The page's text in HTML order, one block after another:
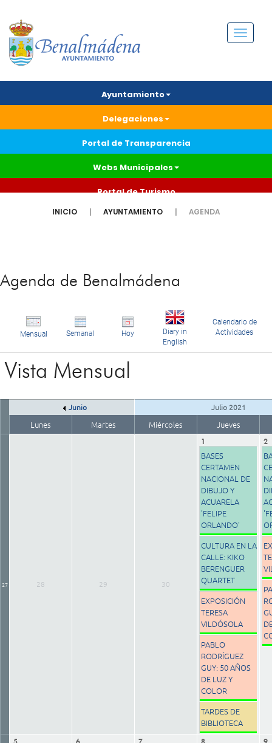
Menú
Ayuntamiento
Delegaciones
Portal de Transparencia
Webs Municipales
Portal de Turismo
INICIO AYUNTAMIENTO AGENDA
Agenda de Benalmádena
Mensual Semanal Hoy
Diary in
English
Calendario de
Actividades
Vista Mensual
Junio Julio 2021
Lunes Martes Miércoles Jueves
27 28 29 30
1
BASES
CERTAMEN
NACIONAL DE
DIBUJO Y
ACUARELA
'FELIPE
ORLANDO'
CULTURA EN LA
CALLE: KIKO
BERENGUER
QUARTET
EXPOSICIÓN
TERESA
VILDÓSOLA
PABLO
RODRÍGUEZ
GUY: 50 AÑOS
DE LUZ Y
COLOR
TARDES DE
BIBLIOTECA
2
5 6 7 8 9